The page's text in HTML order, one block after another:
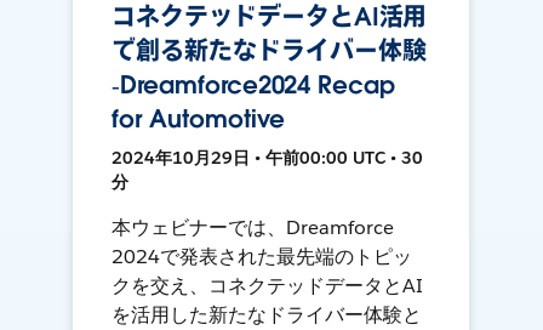
コネクテッドデータとAI活用
で創る新たなドライバー体験
‐Dreamforce2024 Recap
for Automotive
2024年10月29日 • 午前00:00 UTC • 30
分
本ウェビナーでは、Dreamforce
2024で発表された最先端のトピッ
クを交え、コネクテッドデータとAI
を活用した新たなドライバー体験と